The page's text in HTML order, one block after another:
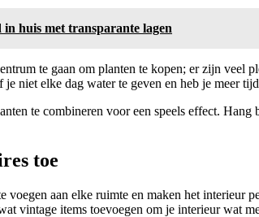
in huis met transparante lagen
te gaan om planten te kopen; er zijn
niet elke dag water te geven en heb je meer
te combineren voor een speels effect.
toe
voegen aan elke ruimte en maken het interieur
vintage items toevoegen om je interieur wat